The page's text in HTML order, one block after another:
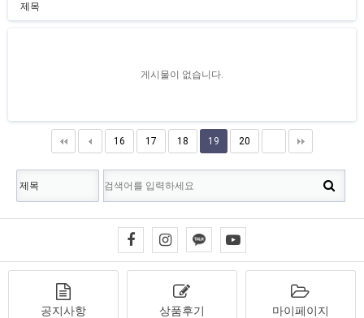
제목
게시물이 없습니다.
16 17 18 19 20
공지사항 상품후기 마이페이지